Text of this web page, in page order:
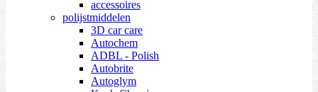
accessoires
polijstmiddelen
3D car care
Autochem
ADBL - Polish
Autobrite
Autoglym